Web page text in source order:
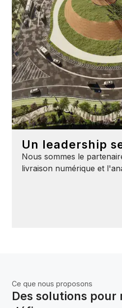
Améliorez la façon dont vous
visualisez et analysez vos
capacités géospatiales 3D.
Un leadership
Nous sommes le
livraison numérique et
Profitez de normes
Réduisez à la fois le coût
Améliorez la réalisation de
Ce que nous proposons
Des solutions pour